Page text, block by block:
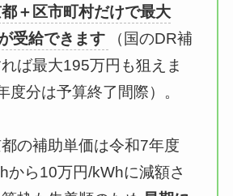
＋区市町村だけで最大
受給できます
（国のDR補
ば最大195万円も狙えま
度分は予算終了間際）。
の補助単価は令和7年度
から10万円/kWhに減額さ